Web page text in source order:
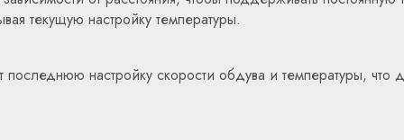
текущую настройку температуры.
настройку скорости обдува и температуры,